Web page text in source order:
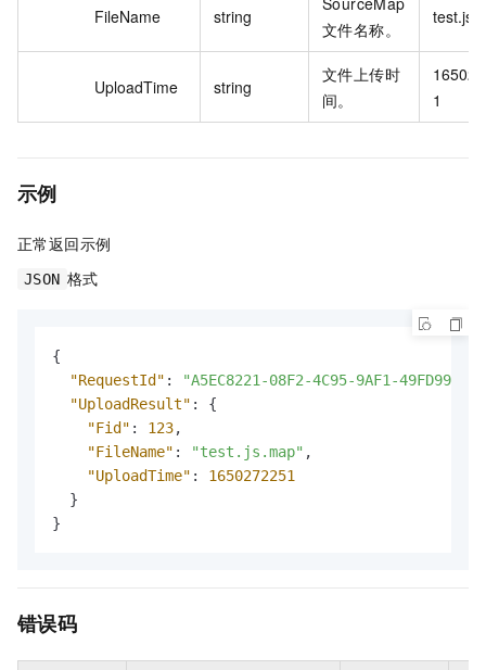
FileName string
文件名称。
UploadTime string
文件上传时
间。
1
示例
正常返回示例
JSON 格式
{
"RequestId" :
"A5EC8221-08F2-4C95-9AF1-
"UploadResult" :
{
"Fid" : 123,
"FileName" : "test.js.map" ,
"UploadTime" :
1650272251
}
}
错误码